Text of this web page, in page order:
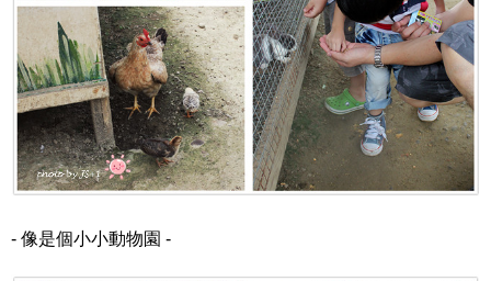
- 像是個小小動物園 -